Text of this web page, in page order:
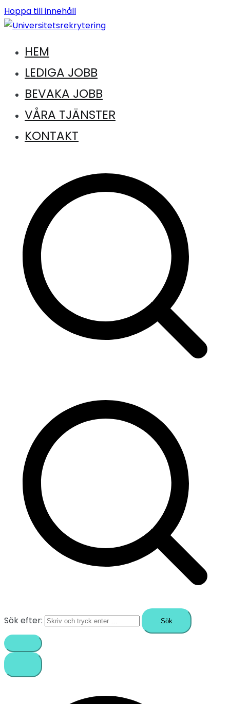
Hoppa till innehåll
Universitetsrekrytering
Jobb inom universitet och högskola
HEM
LEDIGA JOBB
BEVAKA JOBB
VÅRA TJÄNSTER
KONTAKT
Sök efter: